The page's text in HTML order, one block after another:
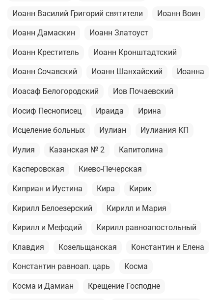
Иоанн Василий Григорий святители Иоанн Воин
Иоанн Дамаскин Иоанн Златоуст
Иоанн Креститель Иоанн Кронштадтский
Иоанн Сочавский Иоанн Шанхайский Иоанна
Иоасаф Белогородский Иов Почаевский
Иосиф Песнописец Ираида Ирина
Исцеление больных Иулиан Иулиания КП
Иулия Казанская № 2 Капитолина
Касперовская Киево-Печерская
Киприан и Иустина Кира Кирик
Кирилл Белоезерский Кирилл и Мария
Кирилл и Мефодий Кирилл равноапостольный
Клавдия Козельщанская Константин и Елена
Константин равноап. царь Косма
Косма и Дамиан Крещение Господне